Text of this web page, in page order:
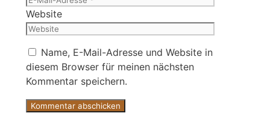
Website
Name, E-Mail-Adresse und Website in
diesem Browser für meinen nächsten
Kommentar speichern.